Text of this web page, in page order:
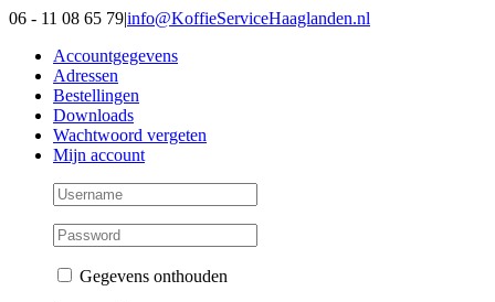
Ga
inhoud
06 - 11 08 65 79|info@KoffieServiceHaaglanden.nl
Accountgegevens
Adressen
Bestellingen
Downloads
Wachtwoord vergeten
Mijn account
Gegevens onthouden